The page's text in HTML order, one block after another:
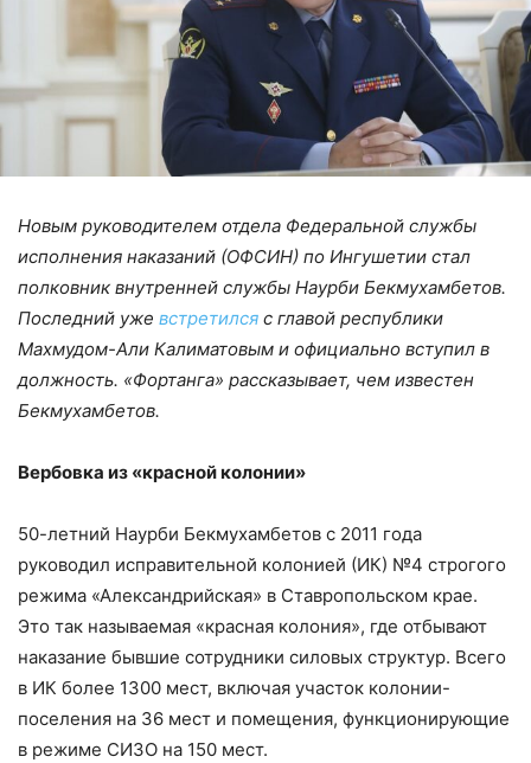
Новым руководителем отдела Федеральной службы
исполнения наказаний (ОФСИН) по Ингушетии стал
полковник внутренней службы Наурби Бекмухамбетов.
Последний уже встретился с главой республики
Махмудом-Али Калиматовым и официально вступил в
должность. «Фортанга» рассказывает, чем известен
Бекмухамбетов.
Вербовка из «красной колонии»
50-летний Наурби Бекмухамбетов с 2011 года
руководил исправительной колонией (ИК) №4 строгого
режима «Александрийская» в Ставропольском крае.
Это так называемая «красная колония», где отбывают
наказание бывшие сотрудники силовых структур. Всего
в ИК более 1300 мест, включая участок колонии-
поселения на 36 мест и помещения, функционирующие
в режиме СИЗО на 150 мест.